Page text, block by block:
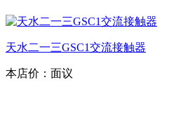
天水二一三GSC1交流接触器
本店价： 面议